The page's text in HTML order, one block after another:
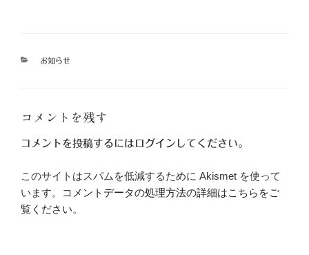
カ
お知らせ
コメントを残す
コメントを投稿するには ログイン してください。
このサイトはスパムを低減するために Akismet を使って
います。
コメントデータの処理方法の詳細はこちらをご
覧ください。